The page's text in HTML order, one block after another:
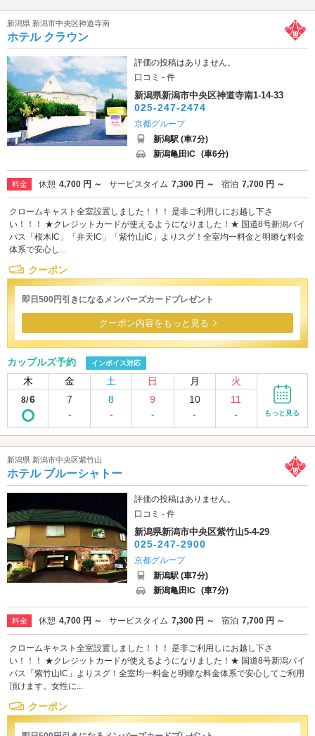
新潟県 新潟市中央区神道寺南
ホテル クラウン
評価の投稿はありません。
口コミ - 件
新潟県新潟市中央区神道寺南1-14-33
025-247-2474
京都グループ
新潟駅 (車7分)
新潟亀田IC (車6分)
料金 休憩 4,700 円 ～ サービスタイム 7,300 円 ～ 宿泊 7,700 円 ～
クロームキャスト全室設置しました！！！ 是非ご利用しにお越し下さ
い！！！ ★クレジットカードが使えるようになりました！★ 国道8号新潟バイ
パス「桜木IC」「弁天IC」「紫竹山IC」よりスグ！全室均一料金と明瞭な料金
体系で安心し...
クーポン
即日500円引きになるメンバーズカードプレゼント
クーポン内容をもっと見る
カップルズ予約 インボイス対応
木 金 土 日 月 火
8/6
7
-
8
-
9
-
10
-
11
-
もっと見る
新潟県 新潟市中央区紫竹山
ホテル ブルーシャトー
評価の投稿はありません。
口コミ - 件
新潟県新潟市中央区紫竹山5-4-29
025-247-2900
京都グループ
新潟駅 (車7分)
新潟亀田IC (車7分)
料金 休憩 4,700 円 ～ サービスタイム 7,300 円 ～ 宿泊 7,700 円 ～
クロームキャスト全室設置しました！！！ 是非ご利用しにお越し下さ
い！！！ ★クレジットカードが使えるようになりました！★ 国道8号新潟バイ
パス「紫竹山IC」よりスグ！全室均一料金と明瞭な料金体系で安心してご利用
頂けます。女性に...
クーポン